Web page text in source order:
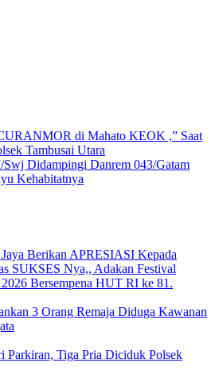
di Mahato KEOK ,” Saat
Tambusai Utara
Swj Didampingi Danrem 043/Gatam
Kehabitatnya
Berikan APRESIASI Kepada
SUKSES Nya,, Adakan Festival
Bersempena HUT RI ke 81.
3 Orang Remaja Diduga Kawanan
Parkiran, Tiga Pria Diciduk Polsek